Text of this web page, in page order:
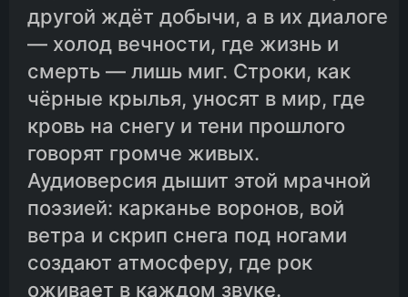
другой ждёт добычи, а в их диалоге
— холод вечности, где жизнь и
смерть — лишь миг. Строки, как
чёрные крылья, уносят в мир, где
кровь на снегу и тени прошлого
говорят громче живых.
Аудиоверсия дышит этой мрачной
поэзией: карканье воронов, вой
ветра и скрип снега под ногами
создают атмосферу, где рок
оживает в каждом звуке.